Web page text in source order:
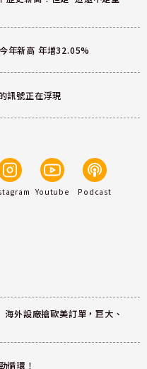
年新高 年增32.05%
訊號正在浮現
Youtube Podcast
外設廠搶歐美訂單，巨大、
循環！